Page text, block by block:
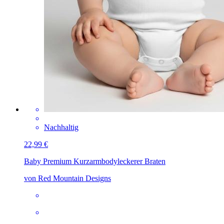
Nachhaltig
22,99 €
Baby Premium Kurzarmbodyleckerer Braten
von Red Mountain Designs